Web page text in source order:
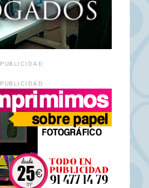
PUBLICIDAD
PUBLICIDAD